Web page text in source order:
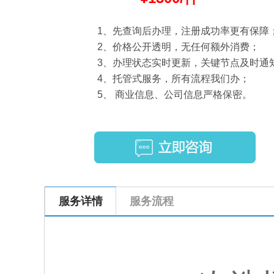
1、先查询后办理，注册成功率更有保障
2、价格公开透明，无任何额外消费；
3、办理状态实时更新，关键节点及时通
4、托管式服务，所有流程我们办；
5、 商业信息、公司信息严格保密。
服务详情 服务流程